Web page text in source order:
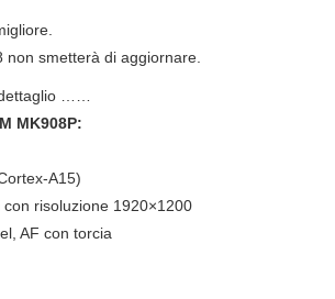
non smetterà di aggiornare.
dettaglio ……
MK908P:
A15)
risoluzione 1920×1200
AF con torcia